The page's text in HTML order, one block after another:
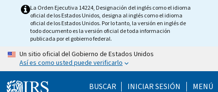
La Orden Ejecutiva 14224, Designación del inglés como el idioma
oficial de los Estados Unidos, designa al inglés como el idioma
oficial de los Estados Unidos. Por lo tanto, la versión en inglés de
todo documento es la versión oficial de toda información
publicada por el gobierno federal.
Un sitio oficial del Gobierno de Estados Unidos
Así es como usted puede verificarlo
BUSCAR INICIAR SESIÓN MENÚ